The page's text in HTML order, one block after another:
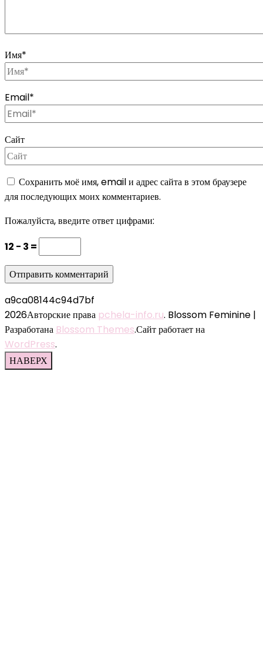
Имя*
Email*
Сайт
Сохранить моё имя, email и адрес сайта в этом браузере
для последующих моих комментариев.
Пожалуйста, введите ответ цифрами:
12 − 3 =
a9ca08144c94d7bf
2026Авторские права pchela-info.ru. Blossom Feminine |
Разработана Blossom Themes.Сайт работает на
WordPress.
НАВЕРХ